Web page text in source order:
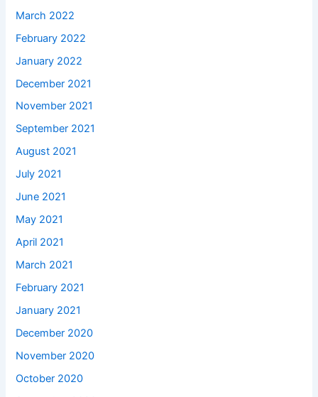
March 2022
February 2022
January 2022
December 2021
November 2021
September 2021
August 2021
July 2021
June 2021
May 2021
April 2021
March 2021
February 2021
January 2021
December 2020
November 2020
October 2020